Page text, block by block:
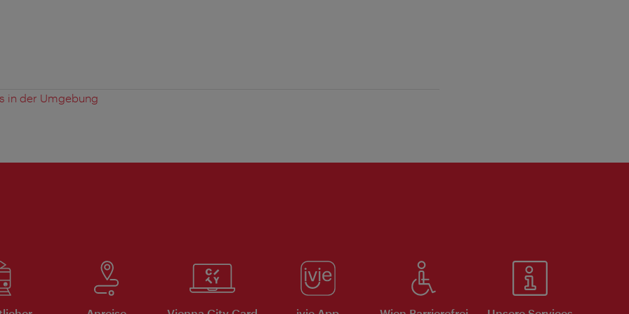
in der Umgebung